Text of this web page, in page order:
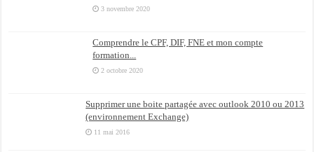
3 novembre 2020
Comprendre le CPF, DIF, FNE et mon compte
formation...
2 octobre 2020
Supprimer une boite partagée avec outlook 2010 ou 2013
(environnement Exchange)
11 mai 2016